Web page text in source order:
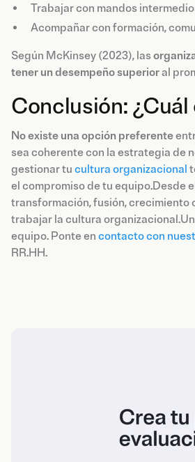
Trabajar con mandos
Acompañar con formación,
Según McKinsey (2023), las
tener un desempeño superioral
Conclusión:
No existe una opción preferente
sea coherente con la estrategia de
gestionar tu cultura organizacional
el compromiso de tu equipo.Desde
transformación, fusión, crecimiento
trabajar la cultura
equipo. Ponte en contacto con
RR.HH.